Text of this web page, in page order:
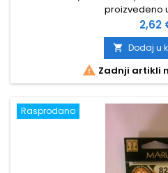
proizvedeno
2,62
 Dodaj u
 Zadnji artikli
Rasprodano